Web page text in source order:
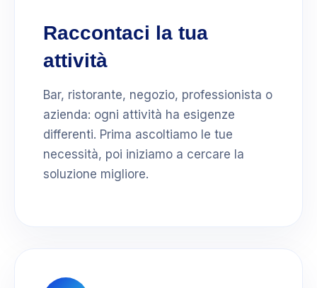
Raccontaci la tua
attività
Bar, ristorante, negozio, professionista o
azienda: ogni attività ha esigenze
differenti. Prima ascoltiamo le tue
necessità, poi iniziamo a cercare la
soluzione migliore.